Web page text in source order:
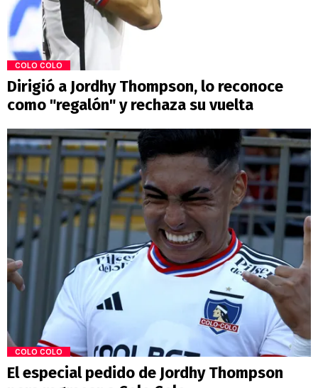
COLO COLO
Dirigió a Jordhy Thompson, lo reconoce
como "regalón" y rechaza su vuelta
COLO COLO
El especial pedido de Jordhy Thompson